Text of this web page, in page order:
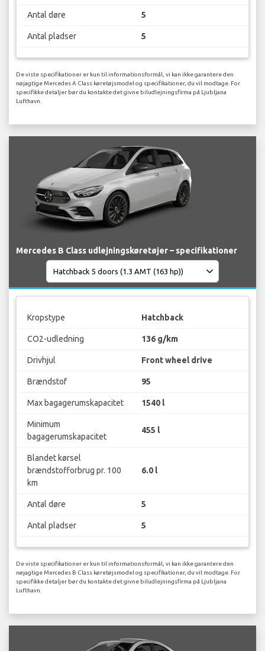
Antal døre 5
Antal pladser 5
De viste specifikationer er kun til informationsformål, vi kan ikke garantere den
nøjagtige Mercedes A Class køretøjsmodel og specifikationer, du vil modtage. For
specifikke detaljer bør du kontakte det givne biludlejningsfirma på Ljubljana
Lufthavn.
Mercedes B Class udlejningskøretøjer – specifikationer
Kropstype Hatchback
CO2-udledning 136 g/km
Drivhjul Front wheel drive
Brændstof 95
Max bagagerumskapacitet 1540 l
Minimum
bagagerumskapacitet
455 l
Blandet kørsel
brændstofforbrug pr. 100
km
6.0 l
Antal døre 5
Antal pladser 5
De viste specifikationer er kun til informationsformål, vi kan ikke garantere den
nøjagtige Mercedes B Class køretøjsmodel og specifikationer, du vil modtage. For
specifikke detaljer bør du kontakte det givne biludlejningsfirma på Ljubljana
Lufthavn.